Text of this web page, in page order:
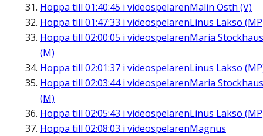
Hoppa till 01:40:45 i videospelarenMalin Östh (V)
Hoppa till 01:47:33 i videospelarenLinus Lakso
Hoppa till 02:00:05 i videospelarenMaria Stockhaus
(M)
Hoppa till 02:01:37 i videospelarenLinus Lakso
Hoppa till 02:03:44i videospelarenMaria Stockhaus
(M)
Hoppa till 02:05:43 i videospelarenLinus Lakso
Hoppa till 02:08:03 i videospelarenMagnus